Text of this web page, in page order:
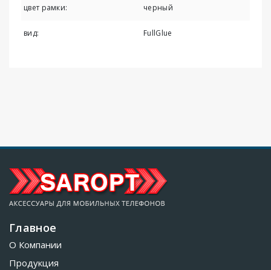
цвет рамки: черный
вид: FullGlue
Главное
О Компании
Продукция